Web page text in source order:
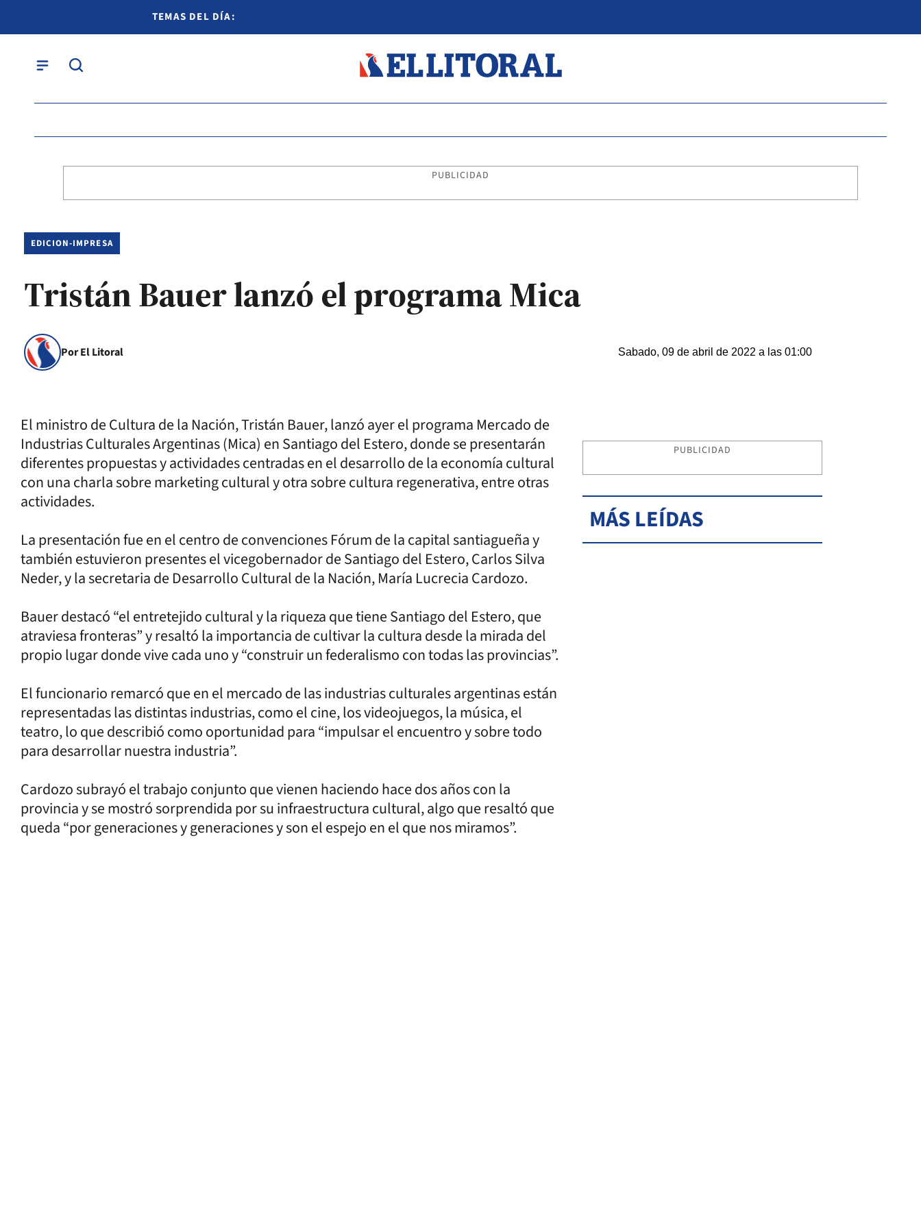
TEMAS DEL DÍA:
PUBLICIDAD
EDICION-IMPRESA
Tristán Bauer lanzó el programa Mica
Por El Litoral Sabado, 09 de abril de 2022 a las 01:00
El ministro de Cultura de la Nación, Tristán Bauer, lanzó ayer el programa Mercado de
Industrias Culturales Argentinas (Mica) en Santiago del Estero, donde se presentarán
diferentes propuestas y actividades centradas en el desarrollo de la economía cultural
con una charla sobre marketing cultural y otra sobre cultura regenerativa, entre otras
actividades.
La presentación fue en el centro de convenciones Fórum de la capital santiagueña y
también estuvieron presentes el vicegobernador de Santiago del Estero, Carlos Silva
Neder, y la secretaria de Desarrollo Cultural de la Nación, María Lucrecia Cardozo.
Bauer destacó “el entretejido cultural y la riqueza que tiene Santiago del Estero, que
atraviesa fronteras” y resaltó la importancia de cultivar la cultura desde la mirada del
propio lugar donde vive cada uno y “construir un federalismo con todas las provincias”.
El funcionario remarcó que en el mercado de las industrias culturales argentinas están
representadas las distintas industrias, como el cine, los videojuegos, la música, el
teatro, lo que describió como oportunidad para “impulsar el encuentro y sobre todo
para desarrollar nuestra industria”.
Cardozo subrayó el trabajo conjunto que vienen haciendo hace dos años con la
provincia y se mostró sorprendida por su infraestructura cultural, algo que resaltó que
queda “por generaciones y generaciones y son el espejo en el que nos miramos”.
PUBLICIDAD
MÁS LEÍDAS